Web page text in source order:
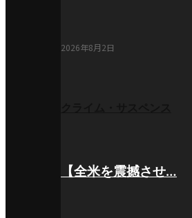
2026年8月2日
【全米を震撼させ…